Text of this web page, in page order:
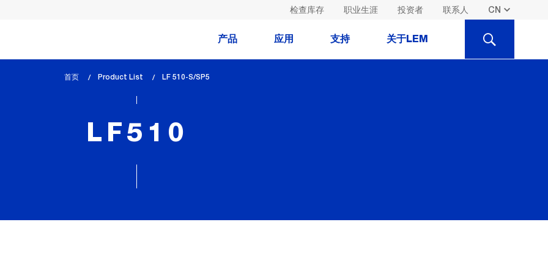
检查库存 职业生涯 投资者 联系人
产品 应用 支持 关于LEM SEARCH
首页 Product List
lem_current_page
LF 510-S/SP5
LF510